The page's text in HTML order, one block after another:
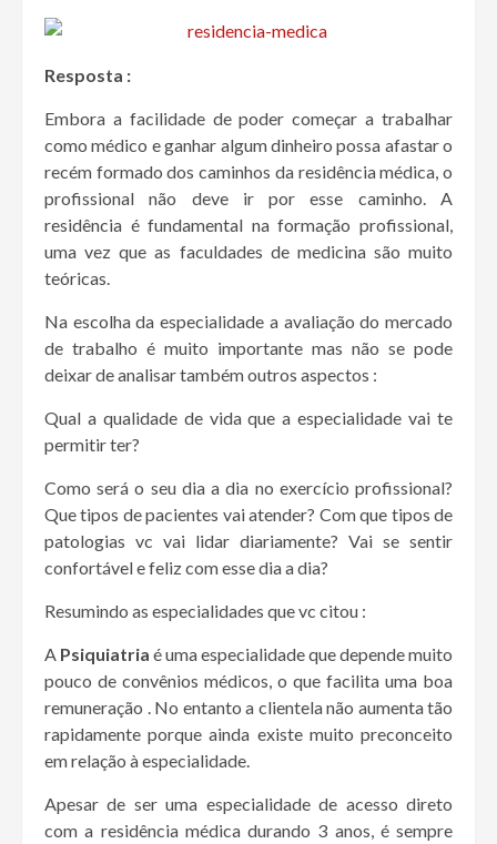
Resposta :
Embora a facilidade de poder começar a trabalhar
como médico e ganhar algum dinheiro possa afastar o
recém formado dos caminhos da residência médica, o
profissional não deve ir por esse caminho. A
residência é fundamental na formação profissional,
uma vez que as faculdades de medicina são muito
teóricas.
Na escolha da especialidade a avaliação do mercado
de trabalho é muito importante mas não se pode
deixar de analisar também outros aspectos :
Qual a qualidade de vida que a especialidade vai te
permitir ter?
Como será o seu dia a dia no exercício profissional?
Que tipos de pacientes vai atender? Com que tipos de
patologias vc vai lidar diariamente? Vai se sentir
confortável e feliz com esse dia a dia?
Resumindo as especialidades que vc citou :
A Psiquiatria é uma especialidade que depende muito
pouco de convênios médicos, o que facilita uma boa
remuneração . No entanto a clientela não aumenta tão
rapidamente porque ainda existe muito preconceito
em relação à especialidade.
Apesar de ser uma especialidade de acesso direto
com a residência médica durando 3 anos, é sempre